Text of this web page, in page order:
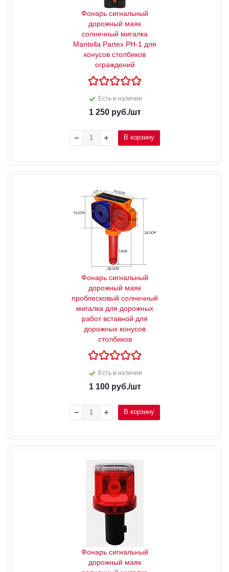
Фонарь сигнальный
дорожный маяк
солнечный мигалка
Mantella Partex PH-1 для
конусов столбиков
ограждений
Есть в наличии
1 250руб./шт
В корзину
Фонарь сигнальный
дорожный маяк
проблесковый солнечный
мигалка для дорожных
работ вставной для
дорожных конусов
столбиков
Есть в наличии
1 100руб./шт
В корзину
Фонарь сигнальный
дорожный маяк